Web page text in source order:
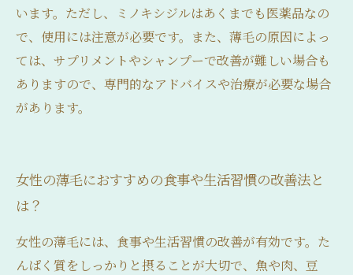
います。ただし、ミノキシジルはあくまでも医薬品なの
で、使用には注意が必要です。また、薄毛の原因によっ
ては、サプリメントやシャンプーで改善が難しい場合も
ありますので、専門的なアドバイスや治療が必要な場合
があります。
女性の薄毛におすすめの食事や生活習慣の改善法と
は？
女性の薄毛には、食事や生活習慣の改善が有効です。た
んぱく質をしっかりと摂ることが大切で、魚や肉、豆